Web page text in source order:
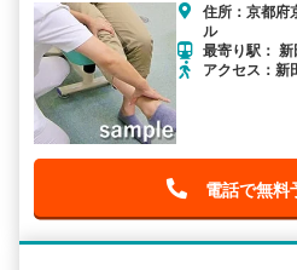
住所：京都府
ル
最寄り駅：
アクセス：新
電話で無料